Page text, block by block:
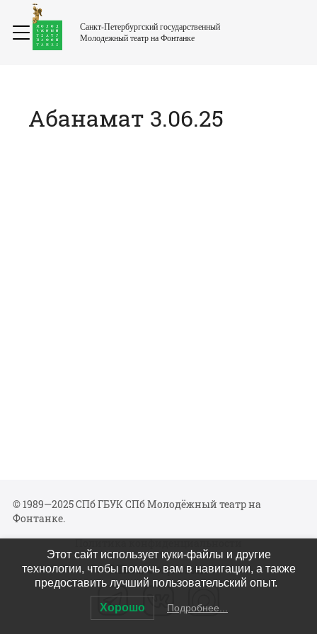
Санкт-Петербургский государственный
Молодежный театр на Фонтанке
Абанамат 3.06.25
© 1989—2025 СПб ГБУК СПб Молодёжный театр на
Фонтанке.
Политика конфиденциальности
Мы в соцсетях
Этот сайт использует куки-файлы и другие
технологии, чтобы помочь вам в навигации, а также
предоставить лучший пользовательский опыт.
Хорошо Подробнее...